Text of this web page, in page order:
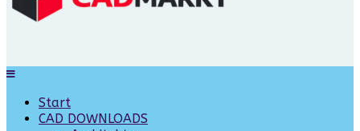
Start
CAD DOWNLOADS